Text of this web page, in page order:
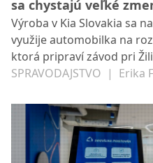
sa chystajú veľké
Výroba v Kia Slovakia sa
využije automobilka na
ktorá pripraví závod pri
SPRAVODAJSTVO | Erika